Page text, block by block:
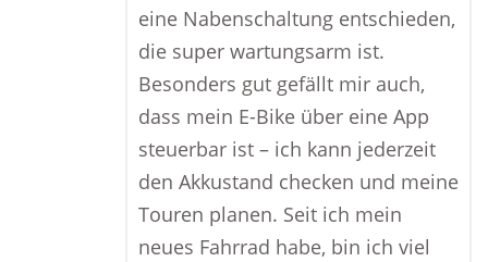
eine Nabenschaltung entschieden,
die super wartungsarm ist.
Besonders gut gefällt mir auch,
dass mein E-Bike über eine App
steuerbar ist – ich kann jederzeit
den Akkustand checken und meine
Touren planen. Seit ich mein
neues Fahrrad habe, bin ich viel